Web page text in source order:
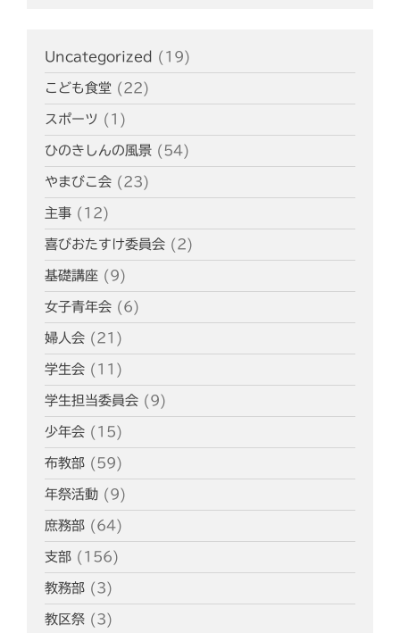
Uncategorized (19)
こども食堂 (22)
スポーツ (1)
ひのきしんの風景 (54)
やまびこ会 (23)
主事 (12)
喜びおたすけ委員会 (2)
基礎講座 (9)
女子青年会 (6)
婦人会 (21)
学生会 (11)
学生担当委員会 (9)
少年会 (15)
布教部 (59)
年祭活動 (9)
庶務部 (64)
支部 (156)
教務部 (3)
教区祭 (3)